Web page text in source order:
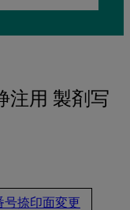
注用 製剤写
号捺印面変更